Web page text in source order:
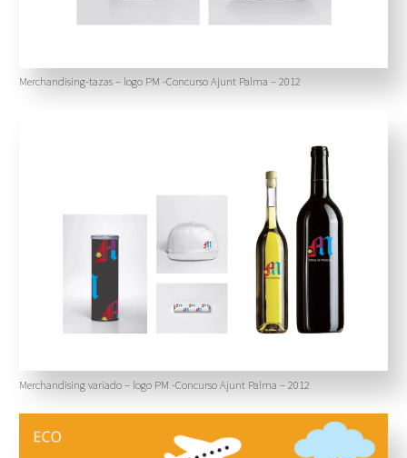
Merchandising-tazas – logo PM -Concurso Ajunt Palma – 2012
Merchandising variado – logo PM -Concurso Ajunt Palma – 2012